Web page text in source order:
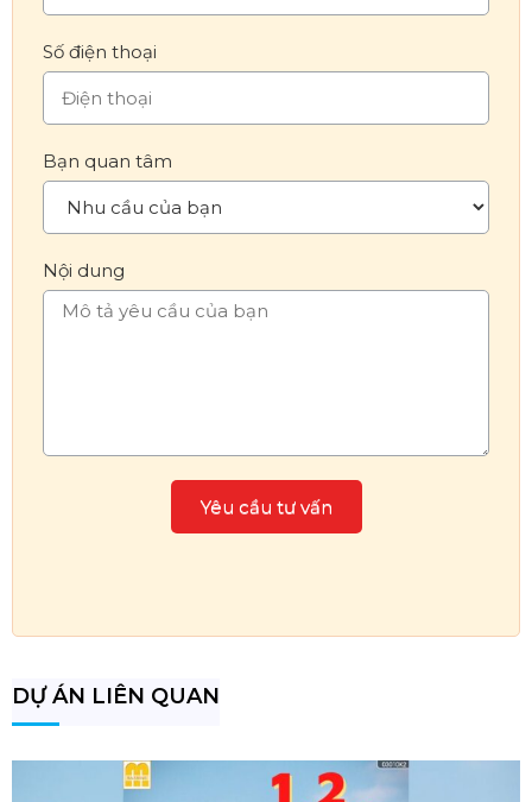
Số điện thoại
Bạn quan tâm
Nội dung
DỰ ÁN LIÊN QUAN